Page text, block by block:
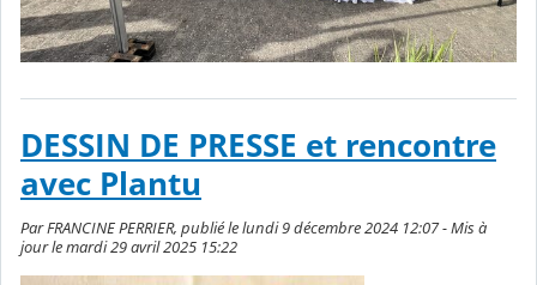
DESSIN DE PRESSE et rencontre
avec Plantu
Par FRANCINE PERRIER, publié le lundi 9 décembre 2024 12:07 - Mis à
jour le mardi 29 avril 2025 15:22